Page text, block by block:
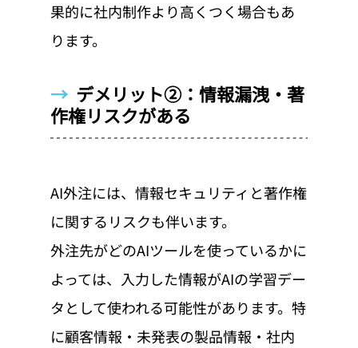
果的に社内制作より高くつく場合もあ
ります。
→ デメリット②：情報漏洩・著
作権リスクがある
AI外注には、情報セキュリティと著作権
に関するリスクも伴います。
外注先がどのAIツールを使っているかに
よっては、入力した情報がAIの学習デー
タとして使われる可能性があります。特
に顧客情報・未発表の製品情報・社内